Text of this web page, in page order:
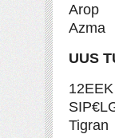
Arop
Azma
UUS
Tigran